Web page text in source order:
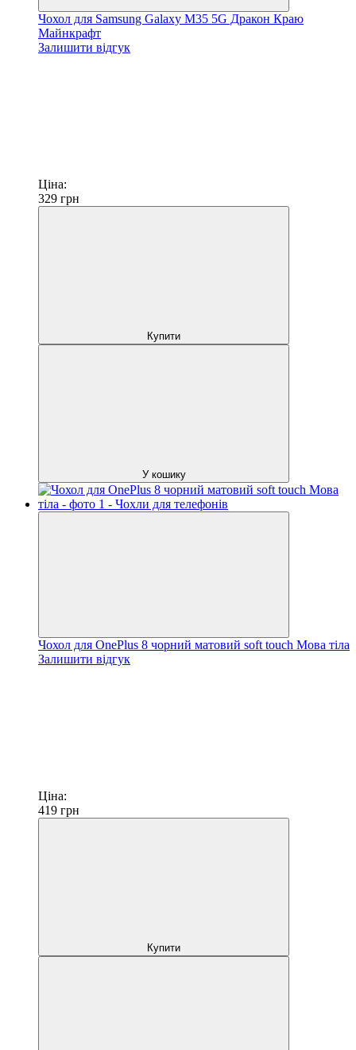
Чохол для Samsung Galaxy M35 5G Дракон Краю
Майнкрафт
Залишити відгук
Ціна:
329 грн
Купити
У кошику
Чохол для OnePlus 8 чорний матовий soft touch Мова тіла
Залишити відгук
Ціна:
419 грн
Купити